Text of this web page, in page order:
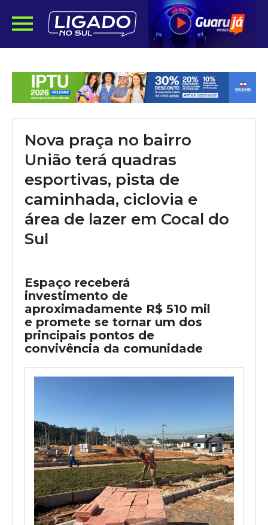
Nova praça no bairro
União terá quadras
esportivas, pista de
caminhada, ciclovia e
área de lazer em Cocal do
Sul
Espaço receberá
investimento de
aproximadamente R$ 510 mil
e promete se tornar um dos
principais pontos de
convivência da comunidade